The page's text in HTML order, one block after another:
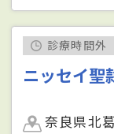
診療時間外
ニッセイ聖
奈良県北